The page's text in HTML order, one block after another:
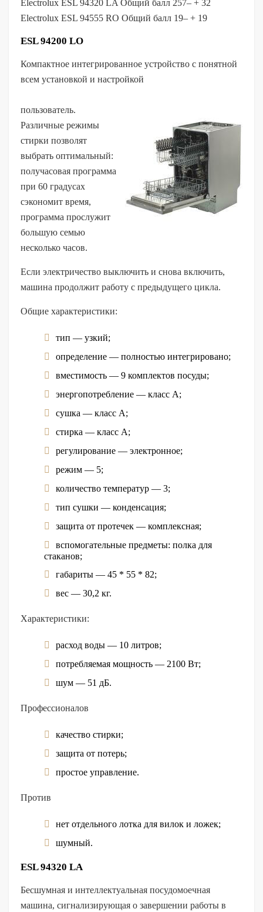
Electrolux ESL 94320 LA Общий балл 257– + 32
Electrolux ESL 94555 RO Общий балл 19– + 19
ESL 94200 LO
Компактное интегрированное устройство с понятной
всем установкой и настройкой
пользователь.
Различные режимы
стирки позволят
выбрать оптимальный:
получасовая программа
при 60 градусах
сэкономит время,
программа прослужит
большую семью
несколько часов.
Если электричество выключить и снова включить,
машина продолжит работу с предыдущего цикла.
Общие характеристики:
тип — узкий;
определение — полностью интегрировано;
вместимость — 9 комплектов посуды;
энергопотребление — класс А;
сушка — класс А;
стирка — класс А;
регулирование — электронное;
режим — 5;
количество температур — 3;
тип сушки — конденсация;
защита от протечек — комплексная;
вспомогательные предметы: полка для
стаканов;
габариты — 45 * 55 * 82;
вес — 30,2 кг.
Характеристики:
расход воды — 10 литров;
потребляемая мощность — 2100 Вт;
шум — 51 дБ.
Профессионалов
качество стирки;
защита от потерь;
простое управление.
Против
нет отдельного лотка для вилок и ложек;
шумный.
ESL 94320 LA
Бесшумная и интеллектуальная посудомоечная
машина, сигнализирующая о завершении работы в